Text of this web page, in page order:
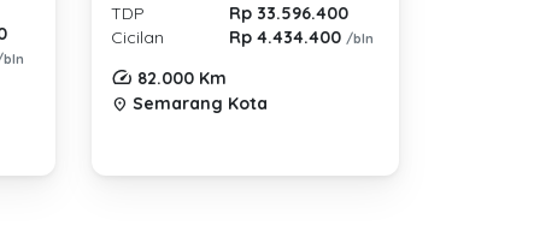
TDP
Rp 33.596.400
Cicilan
Rp 4.434.400/bln
82.000 Km
location_on Semarang Kota